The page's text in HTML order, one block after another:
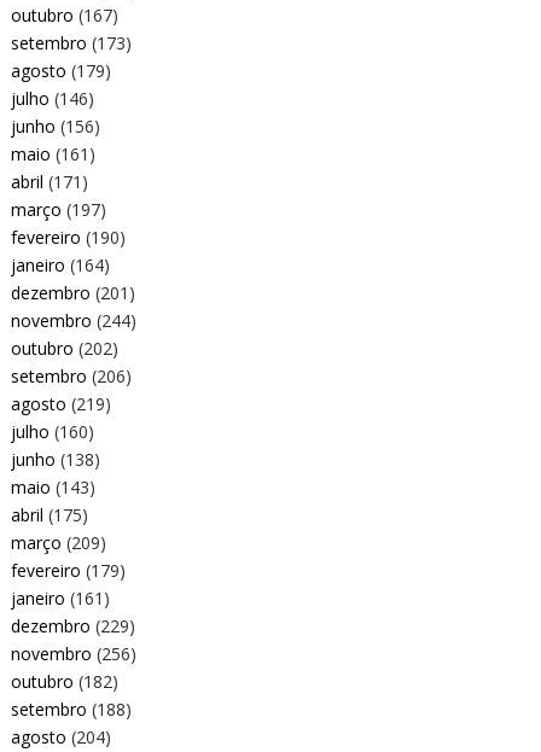
outubro (167)
setembro (173)
agosto (179)
julho (146)
junho (156)
maio (161)
abril (171)
março (197)
fevereiro (190)
janeiro (164)
dezembro (201)
novembro (244)
outubro (202)
setembro (206)
agosto (219)
julho (160)
junho (138)
maio (143)
abril (175)
março (209)
fevereiro (179)
janeiro (161)
dezembro (229)
novembro (256)
outubro (182)
setembro (188)
agosto (204)